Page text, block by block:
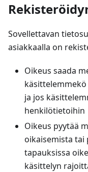
Sovellettavan
asiakkaalla on
Oikeus saada
ja jos
henkilötietoihin
Oikeus pyytää
oikaisemista tai
tapauksissa
käsittelyn